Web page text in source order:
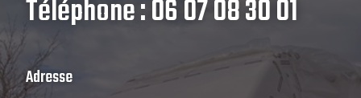
Téléphone : 06 07 08 30 01
Adresse